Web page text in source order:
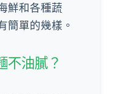
鮮和各種蔬
簡單的幾樣。
不油膩？